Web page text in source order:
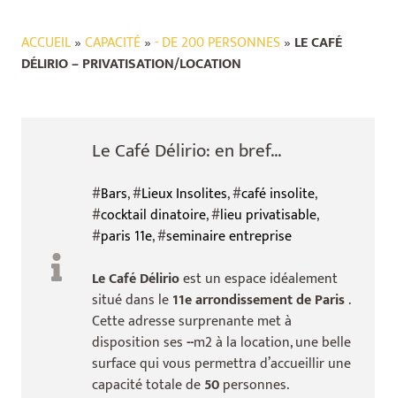
ACCUEIL»CAPACITÉ»- DE 200 PERSONNES» LE CAFÉ
DÉLIRIO – PRIVATISATION/LOCATION
Le Café Délirio: en bref...
#Bars, #Lieux Insolites, #café insolite,
#cocktail dinatoire, #lieu privatisable,
#paris 11e, #seminaire entreprise
Le Café Délirioest un espace idéalement
situé dans le11e arrondissement de Paris.
Cette adresse surprenante met à
disposition ses--m2 à la location, une belle
surface qui vous permettra d’accueillir une
capacité totale de50personnes.